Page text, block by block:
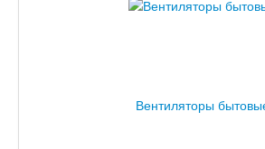
Вентиляторы